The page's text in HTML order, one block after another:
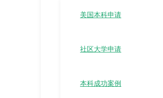
美国本科申请
社区大学申请
本科成功案例